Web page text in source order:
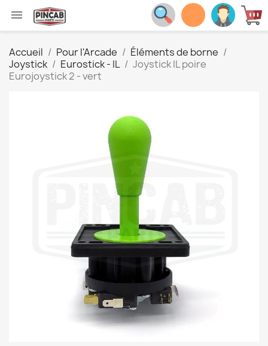

Accueil Pour l'Arcade
Éléments de borne
Joystick
Eurostick - IL
Joystick IL poire
Eurojoystick 2 - vert